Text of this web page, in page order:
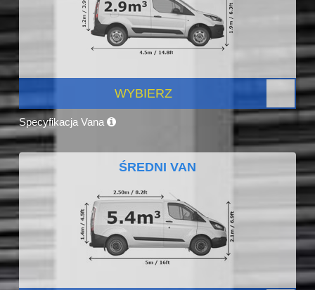
WYBIERZ
Specyfikacja Vana
ŚREDNI VAN